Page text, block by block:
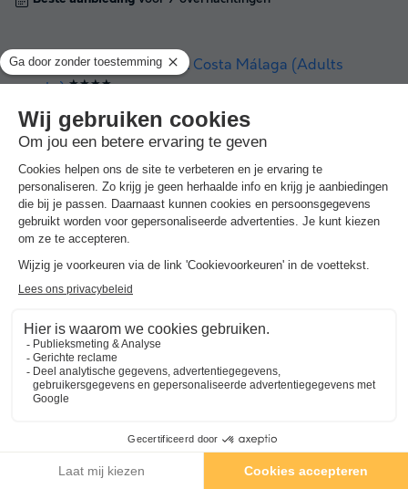
Pierre & Vacances Hotel Costa Málaga (Adults
only) ★★★★
Spanje -Andalusië-Torremolinos
Beste aanbieding
Costa del Sol Glamping Village ★★★★
Spanje-Andalusië-Fuengirola
€ 657 -10%
Campings met zwembad rond
Torremolinos.
Beste aanbieding voor 7 overnachtingen